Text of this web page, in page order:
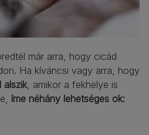
már arra, hogy cicád
Ha kíváncsi vagy arra, hogy
alszik, amikor a fekhelye is
íme néhány lehetséges ok: